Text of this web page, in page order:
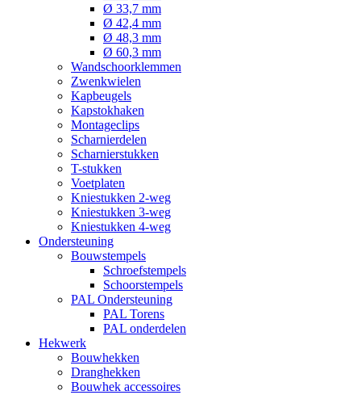
Ø 33,7 mm
Ø 42,4 mm
Ø 48,3 mm
Ø 60,3 mm
Wandschoorklemmen
Zwenkwielen
Kapbeugels
Kapstokhaken
Montageclips
Scharnierdelen
Scharnierstukken
T-stukken
Voetplaten
Kniestukken 2-weg
Kniestukken 3-weg
Kniestukken 4-weg
Ondersteuning
Bouwstempels
Schroefstempels
Schoorstempels
PAL Ondersteuning
PAL Torens
PAL onderdelen
Hekwerk
Bouwhekken
Dranghekken
Bouwhek accessoires